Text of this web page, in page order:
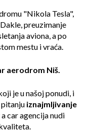
"Nikola Tesla",
preuzimanje
aviona, a po
mestu i vraća.
aerodrom Niš.
je u našoj ponudi, i
iznajmljivanje
car agencija nudi